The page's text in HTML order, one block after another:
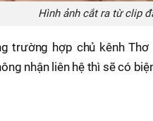
Hình ảnh cắt ra từ clip
trường hợp chủ kênh
nhận liên hệ thì sẽ có